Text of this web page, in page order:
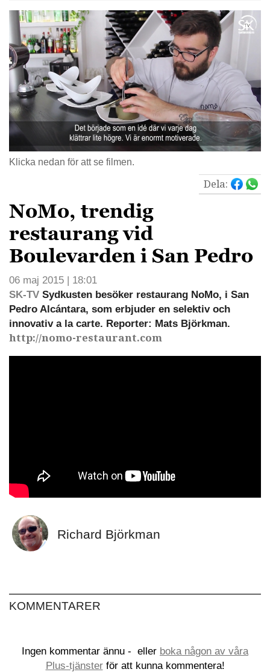
Klicka nedan för att se filmen.
Dela:
NoMo, trendig
restaurang vid
Boulevarden i San Pedro
06 maj 2015 | 18:01
SK-TV Sydkusten besöker restaurang NoMo, i San
Pedro Alcántara, som erbjuder en selektiv och
innovativ a la carte. Reporter: Mats Björkman.
http://nomo-restaurant.com
Richard Björkman
KOMMENTARER
Ingen kommentar ännu - eller boka någon av våra
Plus-tjänsterför att kunna kommentera!